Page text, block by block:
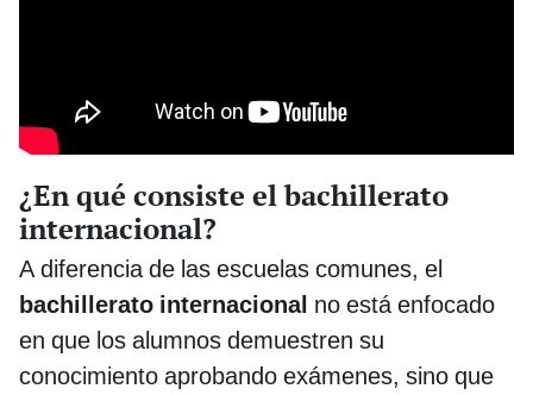
¿En qué consiste el bachillerato
internacional?
A diferencia de las escuelas comunes, el
bachillerato internacional no está enfocado
en que los alumnos demuestren su
conocimiento aprobando exámenes, sino que